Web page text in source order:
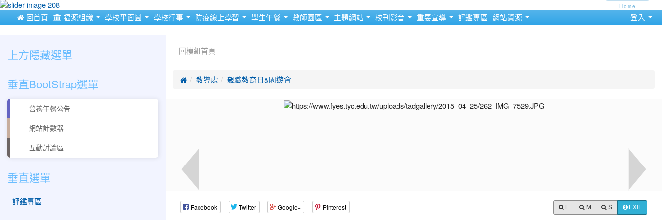
 回首頁 福源組織 學校平面圖 學校行事 防疫線上學習 學生午餐 教師園區 主題網站 校刊影音 重要宣導 評鑑專區 網站資源 登入
回模組首頁
 教導處 親職教育日&園遊會
Facebook Twitter Google+ Pinterest M S EXIF
上方隱藏選單
Home
垂直BootStrap選單
營養午餐公告
網站計數器
互動討論區
垂直選單
評鑑專區